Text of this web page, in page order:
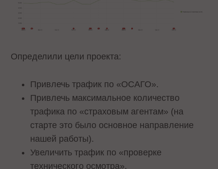
Определили цели проекта:
Привлечь трафик по «ОСАГО».
Привлечь максимальное количество
трафика по «страховым агентам» (на
старте это было основное направление
нашей работы).
Увеличить трафик по «проверке
технического осмотра».